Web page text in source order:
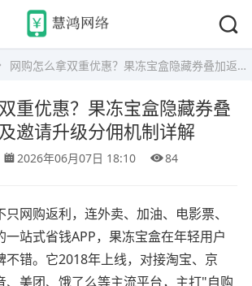
网购怎么拿双重优惠？果冻宝盒隐藏券叠加返利及邀请升级分佣机制详解
重优惠？果冻宝盒隐藏券叠
邀请升级分佣机制详解
2026年06月07日 18:10 84
网购返利，连外卖、加油、电影票、
一站式省钱APP，果冻宝盒在年轻用户
不错。它2018年上线，对接淘宝、京
、美团、饿了么等主流平台，主打"自购